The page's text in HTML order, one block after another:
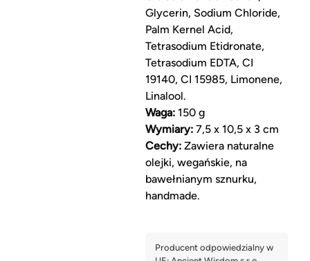
Glycerin, Sodium Chloride,
Palm Kernel Acid,
Tetrasodium Etidronate,
Tetrasodium EDTA, CI
19140, CI 15985, Limonene,
Linalool.
Waga:150 g
Wymiary:7,5 x 10,5 x 3 cm
Cechy:Zawiera naturalne
olejki, wegańskie, na
bawełnianym sznurku,
handmade.